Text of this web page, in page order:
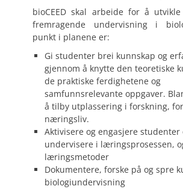
bioCEED skal arbeide for å
fremragende undervisning i
punkt i planene er:
Gi studenter brei kunnskap og
gjennom å knytte den teoretiske
de praktiske ferdighetene og
samfunnsrelevante oppgaver.
å tilby utplassering i forskning,
næringsliv.
Aktivisere og engasjere studenter
undervisere i læringsprosessen,
læringsmetoder
Dokumentere, forske på og spre
biologiundervisning